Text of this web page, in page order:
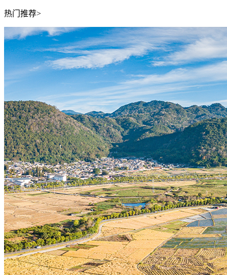
热门推荐>